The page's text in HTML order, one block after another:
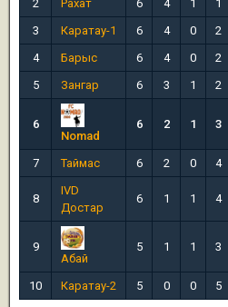
2
Рахат 6 4 1 1
3
Каратау-1 6 4 0 2
4
Барыс 6 4 0 2
5
Зангар 6 3 1 2
6
Nomad
6 2 1 3
7 Таймас 6 2 0 4
8
IVD
Достар
6 1 1 4
9
Абай
5 1 1 3
10 Каратау-2 5 0 0 5